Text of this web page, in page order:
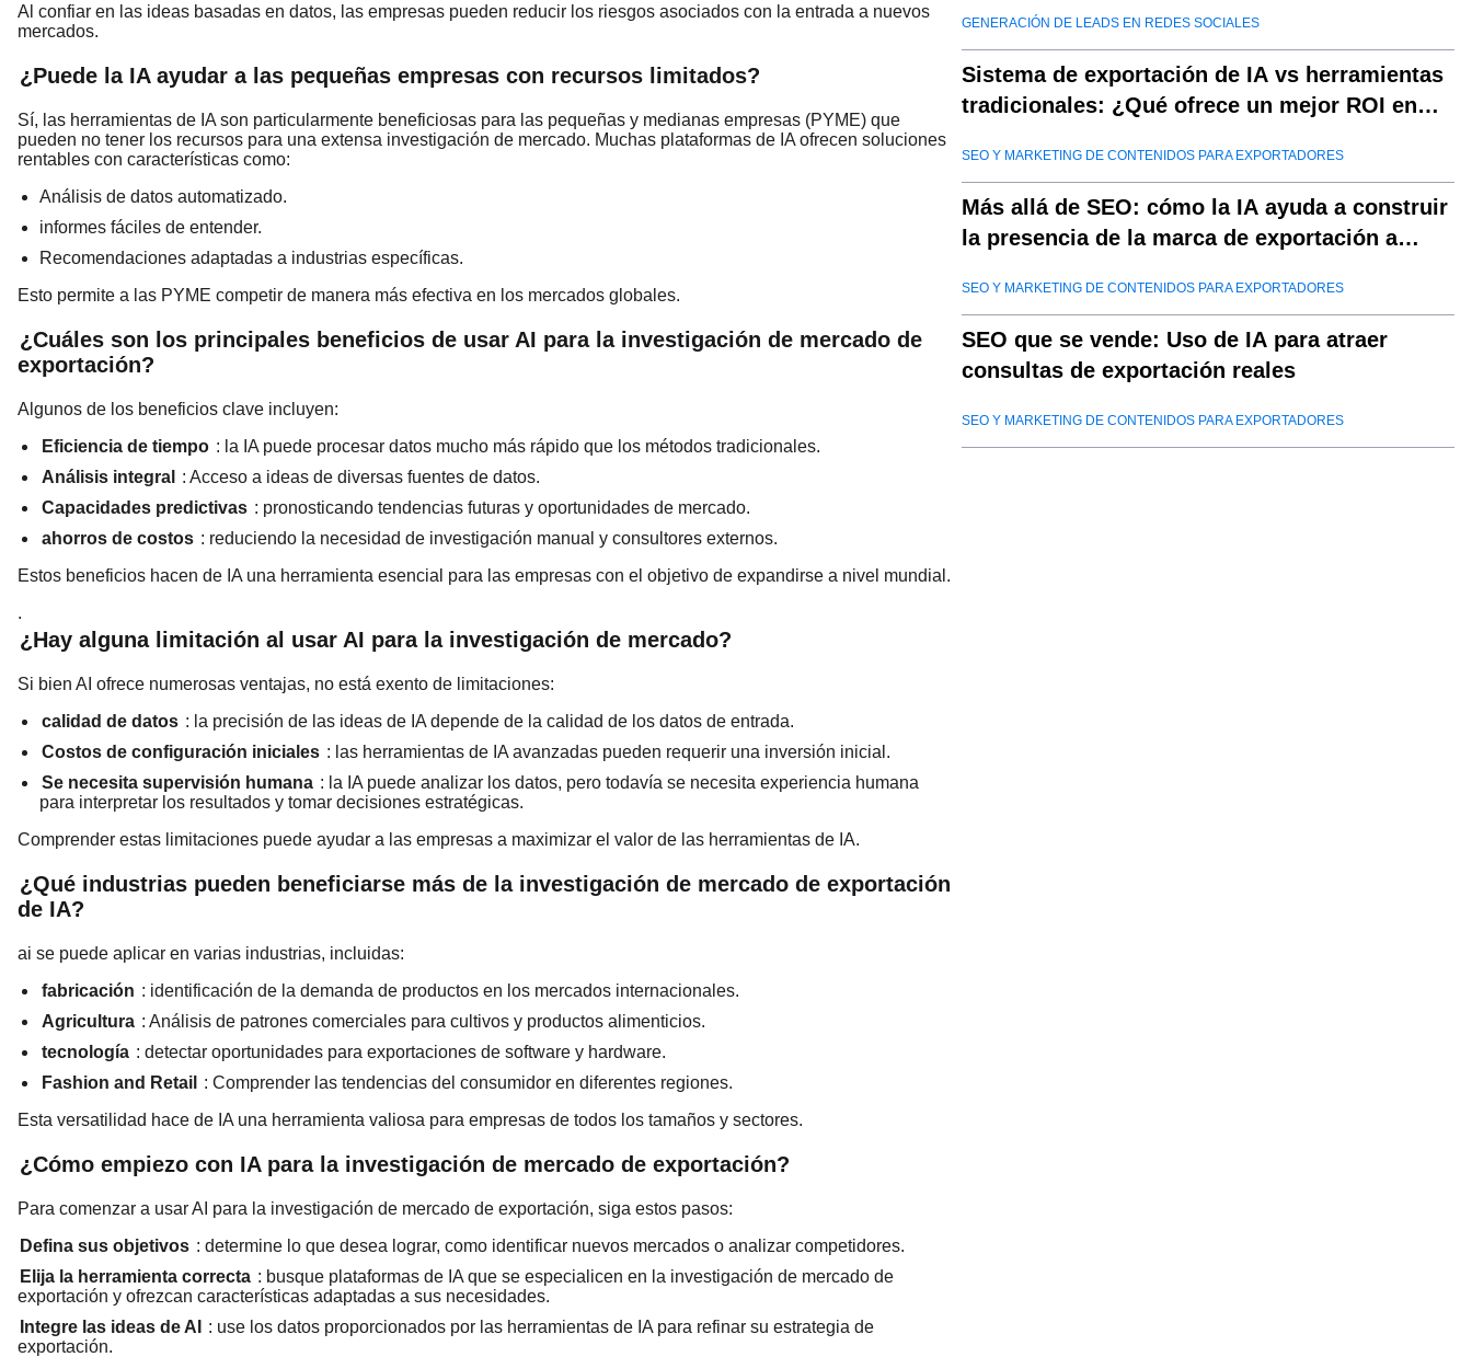
Al confiar en las ideas basadas en datos, las empresas pueden reducir los riesgos asociados con la entrada a nuevos
mercados.
¿Puede la IA ayudar a las pequeñas empresas con recursos limitados?
Sí, las herramientas de IA son particularmente beneficiosas para las pequeñas y medianas empresas (PYME) que
pueden no tener los recursos para una extensa investigación de mercado. Muchas plataformas de IA ofrecen soluciones
rentables con características como:
Análisis de datos automatizado.
informes fáciles de entender.
Recomendaciones adaptadas a industrias específicas.
Esto permite a las PYME competir de manera más efectiva en los mercados globales.
¿Cuáles son los principales beneficios de usar AI para la investigación de mercado de
exportación?
Algunos de los beneficios clave incluyen:
Eficiencia de tiempo : la IA puede procesar datos mucho más rápido que los métodos tradicionales.
Análisis integral
: Acceso a ideas de diversas fuentes de datos.
Capacidades predictivas : pronosticando tendencias futuras y oportunidades de mercado.
ahorros de costos : reduciendo la necesidad de investigación manual y consultores externos.
Estos beneficios hacen de IA una herramienta esencial para las empresas con el objetivo de expandirse a nivel mundial.
.
¿Hay alguna limitación al usar AI para la investigación de mercado?
Si bien AI ofrece numerosas ventajas, no está exento de limitaciones:
calidad de datos : la precisión de las ideas de IA depende de la calidad de los datos de entrada.
Costos de configuración iniciales : las herramientas de IA avanzadas pueden requerir una inversión inicial.
Se necesita supervisión humana : la IA puede analizar los datos, pero todavía se necesita experiencia humana
para interpretar los resultados y tomar decisiones estratégicas.
Comprender estas limitaciones puede ayudar a las empresas a maximizar el valor de las herramientas de IA.
¿Qué industrias pueden beneficiarse más de la investigación de mercado de exportación
de IA?
ai se puede aplicar en varias industrias, incluidas:
fabricación : identificación de la demanda de productos en los mercados internacionales.
Agricultura : Análisis de patrones comerciales para cultivos y productos alimenticios.
tecnología : detectar oportunidades para exportaciones de software y hardware.
Fashion and Retail
: Comprender las tendencias del consumidor en diferentes regiones.
Esta versatilidad hace de IA una herramienta valiosa para empresas de todos los tamaños y sectores.
¿Cómo empiezo con IA para la investigación de mercado de exportación?
Para comenzar a usar AI para la investigación de mercado de exportación, siga estos pasos:
Defina sus objetivos : determine lo que desea lograr, como identificar nuevos mercados o analizar competidores.
Elija la herramienta correcta : busque plataformas de IA que se especialicen en la investigación de mercado de
exportación y ofrezcan características adaptadas a sus necesidades.
Integre las ideas de AI
: use los datos proporcionados por las herramientas de IA para refinar su estrategia de
exportación.
GENERACIÓN DE LEADS EN REDES SOCIALES
Sistema de exportación de IA vs herramientas
tradicionales: ¿Qué ofrece un mejor ROI en
SEO Y MARKETING DE CONTENIDOS PARA EXPORTADORES
Más allá de SEO: cómo la IA ayuda a construir
la presencia de la marca de exportación a
SEO Y MARKETING DE CONTENIDOS PARA EXPORTADORES
SEO que se vende: Uso de IA para atraer
consultas de exportación reales
SEO Y MARKETING DE CONTENIDOS PARA EXPORTADORES